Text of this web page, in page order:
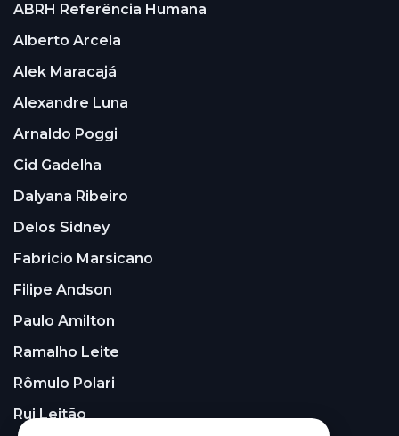
ABRH Referência Humana
Alberto Arcela
Alek Maracajá
Alexandre Luna
Arnaldo Poggi
Cid Gadelha
Dalyana Ribeiro
Delos Sidney
Fabricio Marsicano
Filipe Andson
Paulo Amilton
Ramalho Leite
Rômulo Polari
Rui Leitão